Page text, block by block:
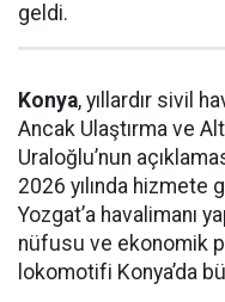
geldi.
Konya, yıllardır sivil
Ancak Ulaştırma ve
Uraloğlu’nun
2026 yılında
Yozgat’a havalimanı
nüfusu ve ekonomik
lokomotifi Konya’da